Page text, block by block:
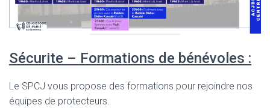
Sécurite – Formations de bénévoles :
Le SPCJ vous propose des formations pour rejoindre nos
équipes de protecteurs.